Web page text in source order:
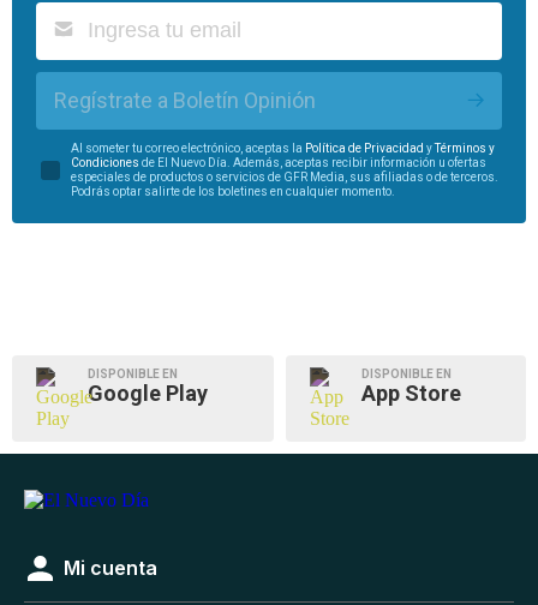
Regístrate a Boletín Opinión
Al someter tu correo electrónico, aceptas la Política de Privacidad yTérminos y
Condiciones de El Nuevo Día. Además, aceptas recibir información u ofertas
especiales de productos o servicios de GFR Media, sus afiliadas o de terceros.
Podrás optar salirte de los boletines en cualquier momento.
DISPONIBLE EN
Google Play
DISPONIBLE EN
App Store
Mi cuenta